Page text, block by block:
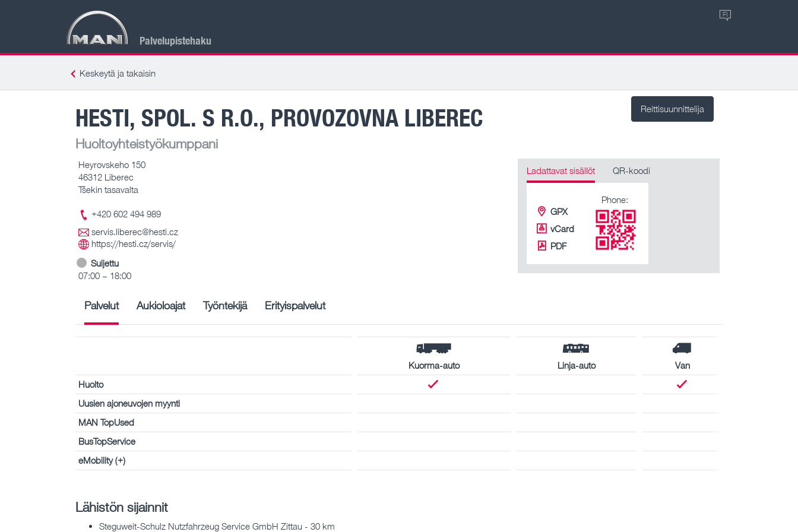
Palvelupistehaku
FI
Keskeytä ja takaisin
Reittisuunnittelija
HESTI, SPOL. S R.O., PROVOZOVNA LIBEREC
Huoltoyhteistyökumppani
Heyrovskeho 150
46312 Liberec
Tšekin tasavalta
+420 602 494 989
servis.liberec@hesti.cz
https://hesti.cz/servis/
Suljettu
07:00 – 18:00
Ladattavat sisällöt QR-koodi
GPX
vCard
PDF
Phone:
Palvelut Aukioloajat Työntekijä Erityispalvelut
Kuorma-auto Linja-auto
Van
Huolto
Uusien ajoneuvojen myynti
MAN TopUsed
BusTopService
eMobility (+)
Lähistön sijainnit
Steguweit-Schulz Nutzfahrzeug Service GmbH Zittau - 30 km